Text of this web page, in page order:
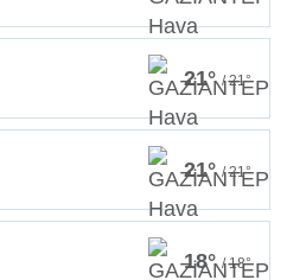
21° / 21°
21° / 21°
18° / 18°